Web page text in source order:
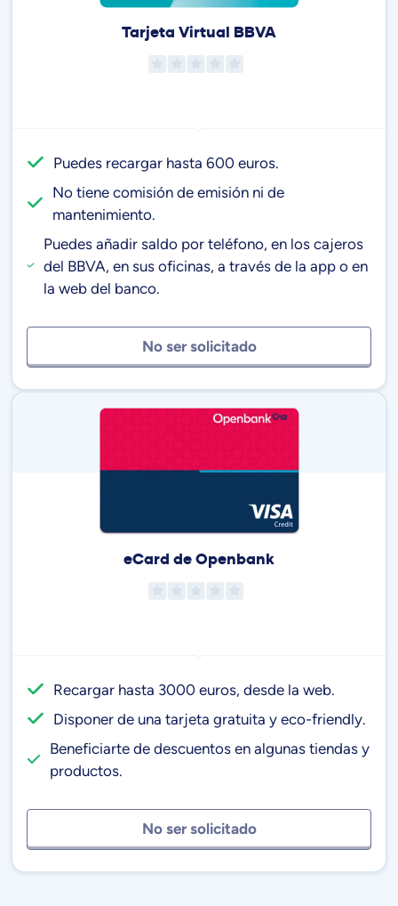
Tarjeta Virtual BBVA
Puedes recargar hasta 600 euros.
No tiene comisión de emisión ni de
mantenimiento.
Puedes añadir saldo por teléfono, en los cajeros
del BBVA, en sus oficinas, a través de la app o en
la web del banco.
No ser solicitado
eCard de Openbank
Recargar hasta 3000 euros, desde la web.
Disponer de una tarjeta gratuita y eco-friendly.
Beneficiarte de descuentos en algunas tiendas y
productos.
No ser solicitado